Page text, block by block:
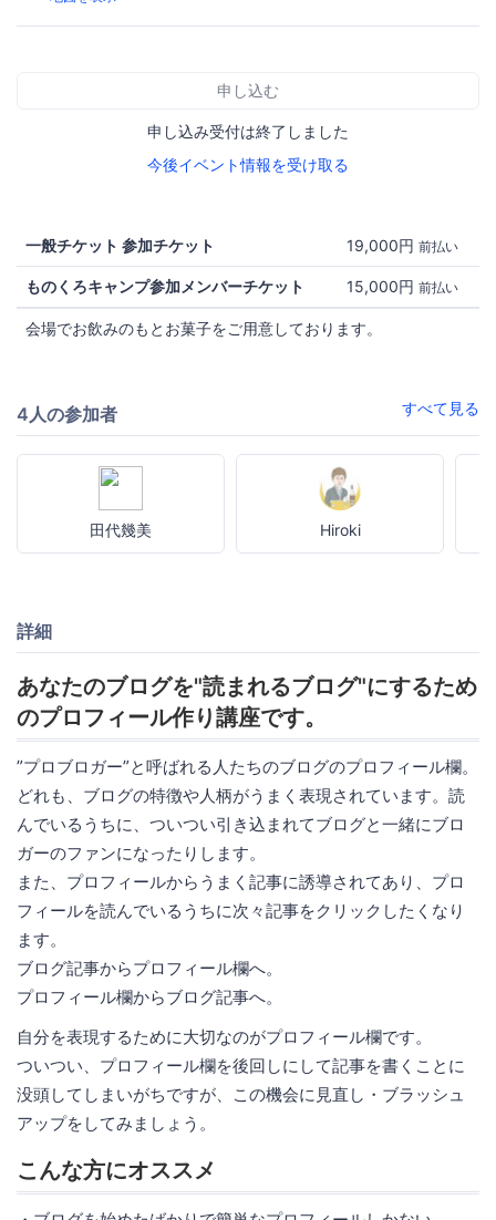
申し込む
申し込み受付は終了しました
今後イベント情報を受け取る
一般チケット 参加チケット 19,000円 前払い
ものくろキャンプ参加メンバーチケット 15,000円 前払い
会場でお飲みのもとお菓子をご用意しております。
4人の参加者 すべて見る
田代幾美 Hiroki
詳細
あなたのブログを"読まれるブログ"にするため
のプロフィール作り講座です。
”プロブロガー”と呼ばれる人たちのブログのプロフィール欄。
どれも、ブログの特徴や人柄がうまく表現されています。読
んでいるうちに、ついつい引き込まれてブログと一緒にブロ
ガーのファンになったりします。
また、プロフィールからうまく記事に誘導されてあり、プロ
フィールを読んでいるうちに次々記事をクリックしたくなり
ます。
ブログ記事からプロフィール欄へ。
プロフィール欄からブログ記事へ。
自分を表現するために大切なのがプロフィール欄です。
ついつい、プロフィール欄を後回しにして記事を書くことに
没頭してしまいがちですが、この機会に見直し・ブラッシュ
アップをしてみましょう。
こんな方にオススメ